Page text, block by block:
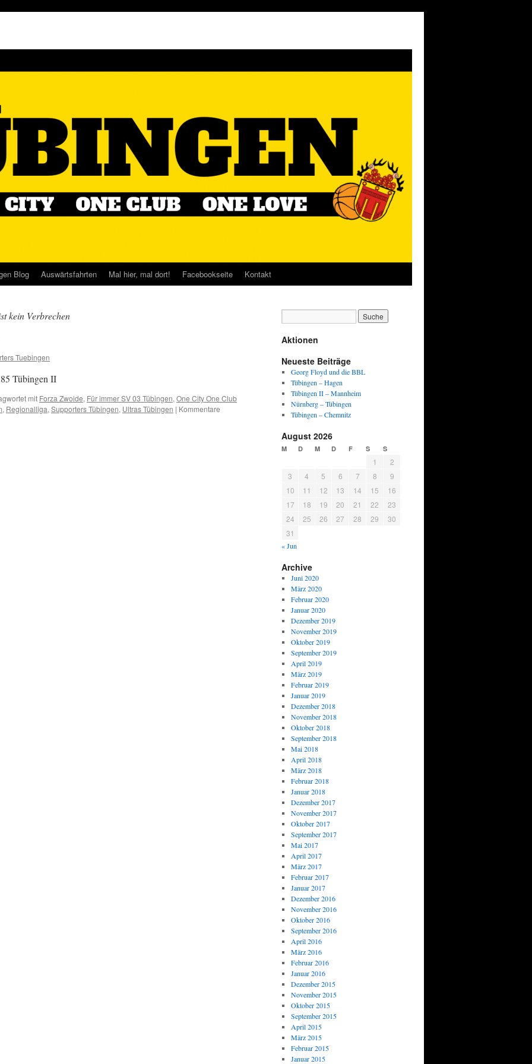
Blog Auswärtsfahrten Mal hier, mal dort! Facebookseite Kontakt
kein Verbrechen
Tuebingen
Tübingen II
mit Forza Zwoide, Für immer SV 03 Tübingen, One City One Club
, Regionalliga, Supporters Tübingen, Ultras Tübingen | Kommentare
Aktionen
Neueste Beiträge
Georg Floyd und die BBL
Tübingen – Hagen
Tübingen II – Mannheim
Nürnberg – Tübingen
Tübingen – Chemnitz
August 2026
M D M D F S S
1
2
3
4 5 6 7 8
9
10
11 12 13 14 15
16
17
18 19 20 21 22
23
24
25 26 27 28 29
30
31
« Jun
Archive
Juni 2020
März 2020
Februar 2020
Januar 2020
Dezember 2019
November 2019
Oktober 2019
September 2019
April 2019
März 2019
Februar 2019
Januar 2019
Dezember 2018
November 2018
Oktober 2018
September 2018
Mai 2018
April 2018
März 2018
Februar 2018
Januar 2018
Dezember 2017
November 2017
Oktober 2017
September 2017
Mai 2017
April 2017
März 2017
Februar 2017
Januar 2017
Dezember 2016
November 2016
Oktober 2016
September 2016
April 2016
März 2016
Februar 2016
Januar 2016
Dezember 2015
November 2015
Oktober 2015
September 2015
April 2015
März 2015
Februar 2015
Januar 2015